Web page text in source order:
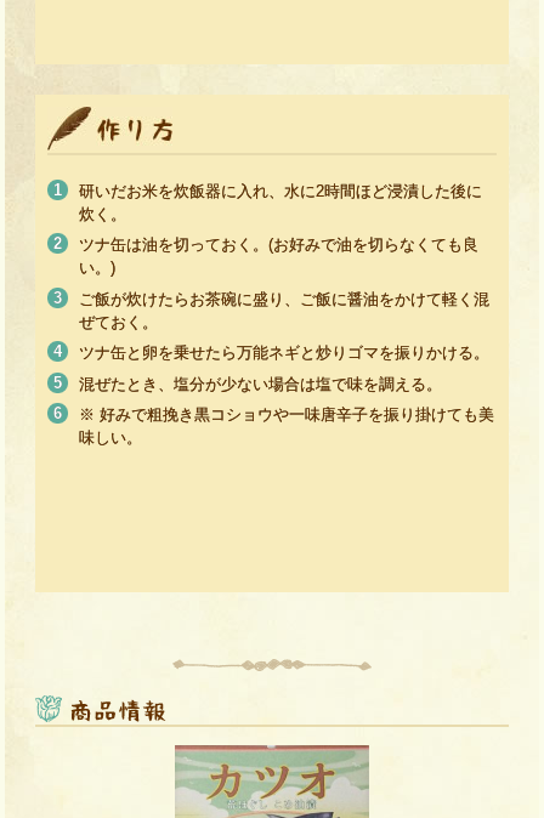
研いだお米を炊飯器に入れ、水に2時間ほど浸漬した後に
炊く。
ツナ缶は油を切っておく。(お好みで油を切らなくても良
い。)
ご飯が炊けたらお茶碗に盛り、ご飯に醤油をかけて軽く混
ぜておく。
ツナ缶と卵を乗せたら万能ネギと炒りゴマを振りかける。
混ぜたとき、塩分が少ない場合は塩で味を調える。
※ 好みで粗挽き黒コショウや一味唐辛子を振り掛けても美
味しい。